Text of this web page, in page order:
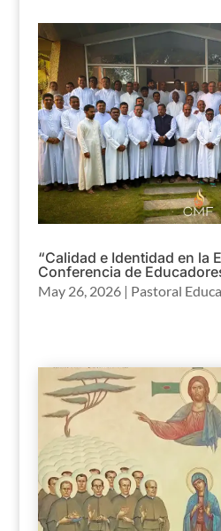
“Calidad e Identidad en la
Conferencia de
May 26, 2026| Pastoral